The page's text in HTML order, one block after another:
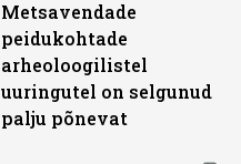
Metsavendade
peidukohtade
arheoloogilistel
uuringutel on selgunud
palju põnevat